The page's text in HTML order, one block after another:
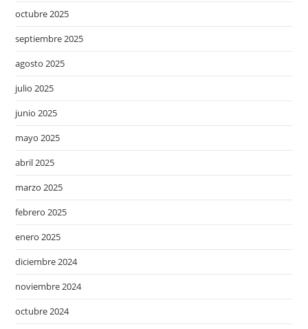
octubre 2025
septiembre 2025
agosto 2025
julio 2025
junio 2025
mayo 2025
abril 2025
marzo 2025
febrero 2025
enero 2025
diciembre 2024
noviembre 2024
octubre 2024